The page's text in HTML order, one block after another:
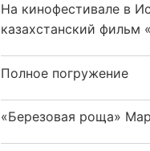
На кинофестивале в
казахстанский фильм
Полное погружение
«Березовая роща»